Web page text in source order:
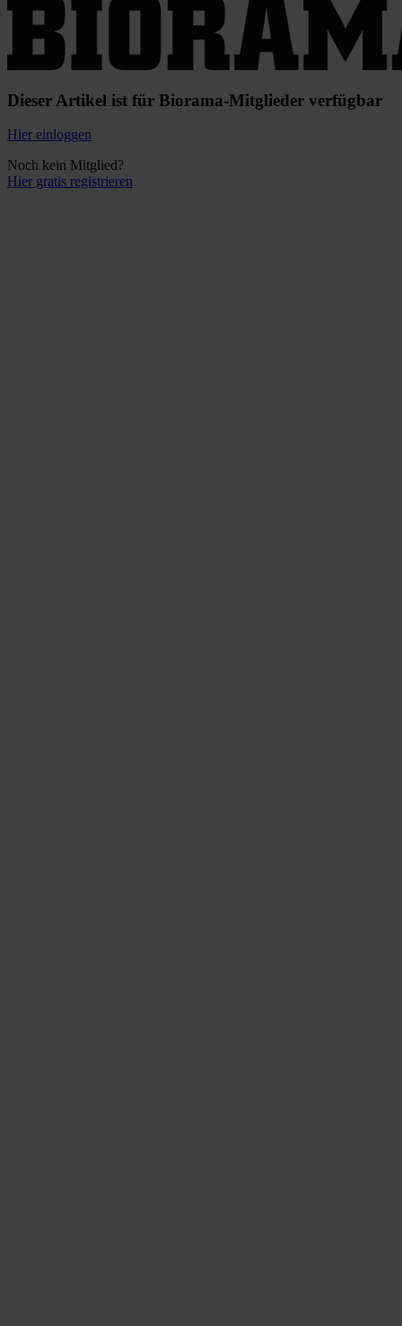
Dieser Artikel ist für Biorama-Mitglieder verfügbar
Hier einloggen
Noch kein Mitglied?
Hier gratis registrieren